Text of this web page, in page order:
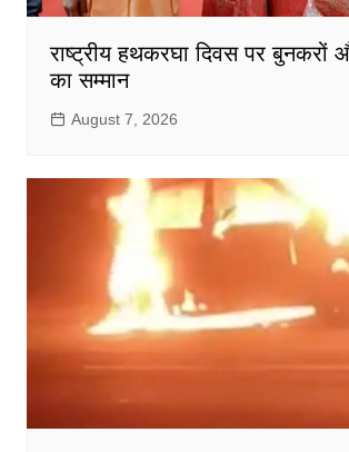
राष्ट्रीय हथकरघा दिवस पर बुनकरों
का सम्मान
August 7, 2026